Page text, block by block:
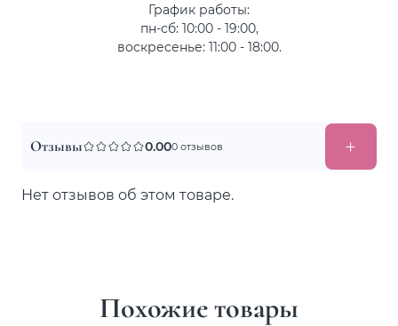
График работы:
пн-сб: 10:00 - 19:00,
воскресенье: 11:00 - 18:00.
Отзывы 0.000 отзывов
Нет отзывов об этом товаре.
Похожие товары